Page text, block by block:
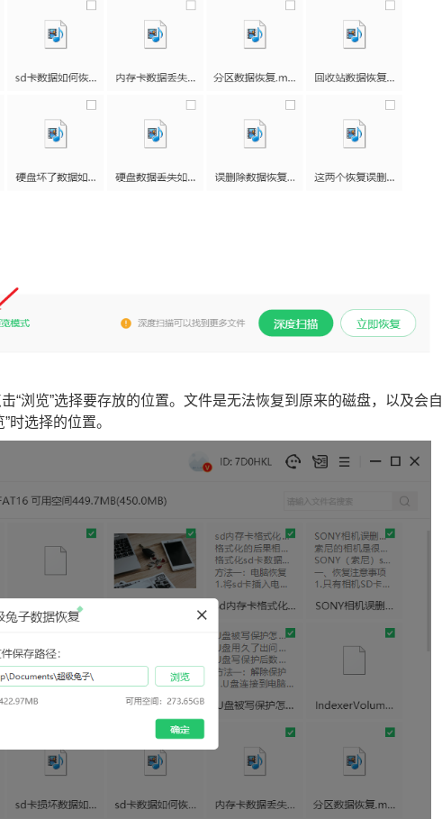
“浏览”选择要存放的位置。文件是无法恢复到原来的磁盘，以及会自
时选择的位置。